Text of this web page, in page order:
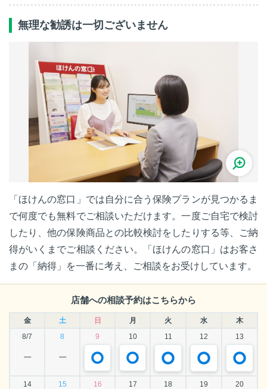
無理な勧誘は一切ございません
「ほけんの窓口」では自分に合う保険プランが見つかるま
で何度でも無料でご相談いただけます。一度ご自宅で検討
したり、他の保険商品との比較検討をしたりする等、ご納
得がいくまでご相談ください。「ほけんの窓口」はお客さ
まの「納得」を一番に考え、ご相談をお受けしています。
店舗への相談予約はこちらから
金 土 日 月 火 水
木
8/7
8 9 10 11 12 13
ー ー
14 15 16 17 18 19 20